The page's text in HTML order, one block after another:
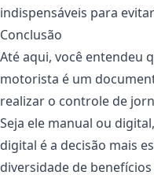
indispensáveis para
Conclusão
Até aqui, você entendeu
motorista é um
realizar o controle de
Seja ele manual ou
digital é a decisão mais
diversidade de